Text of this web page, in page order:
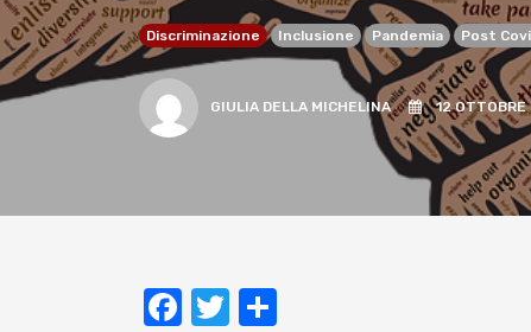
Discriminazione Inclusione Pandemia Post
GIULIA DELLA MICHELINA 12 OTTOBRE
Facebook
Twitter